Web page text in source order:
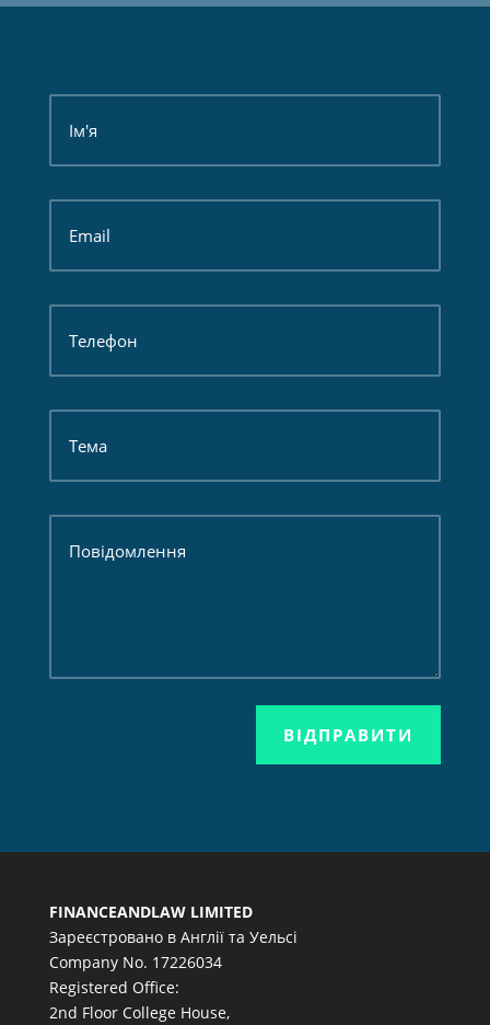
ВІДПРАВИТИ
FINANCEANDLAW LIMITED
Зареєстровано в Англії та Уельсі
Company No. 17226034
Registered Office:
2nd Floor College House,